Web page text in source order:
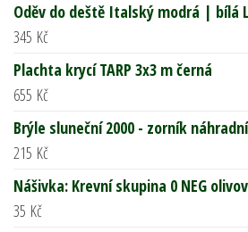
Oděv do deště Italský modrá | bílá L
345 Kč
Plachta krycí TARP 3x3 m černá
655 Kč
Brýle sluneční 2000 - zorník
215 Kč
Nášivka: Krevní skupina 0 NEG
35 Kč